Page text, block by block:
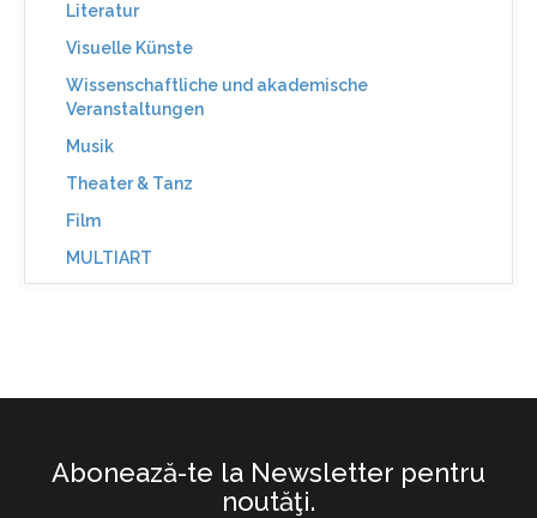
Literatur
Visuelle Künste
Wissenschaftliche und akademische
Veranstaltungen
Musik
Theater & Tanz
Film
MULTIART
Abonează-te la Newsletter pentru
noutăţi.